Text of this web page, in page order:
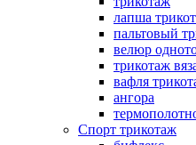
лапша
пальтовый
велюр
трикотаж
вафля
ангора
Спорт трикотаж